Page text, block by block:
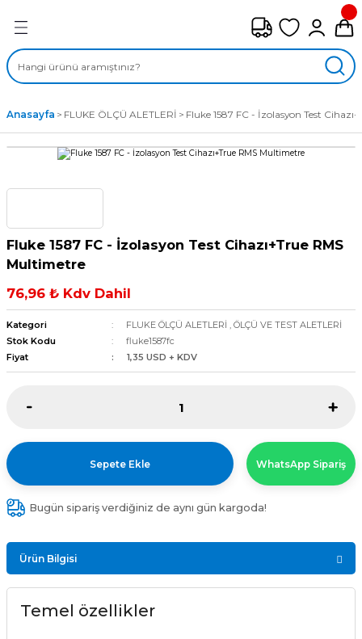
ÇEŞİTLERİ
FANLAR
FANLAR
FANLAR
Anasayfa FLUKE ÖLÇÜ ALETLERİ Fluke 1587 FC - İzolasyon Test
Fluke 1587 FC - İzolasyon Test Cihazı+True RMS
Multimetre
76,96 ₺ Kdv Dahil
Kategori FLUKE ÖLÇÜ ALETLERİ , ÖLÇÜ VE TEST ALETLERİ
Stok Kodu
fluke1587fc
Fiyat
1,35 USD + KDV
Sepete Ekle WhatsApp Sipariş
Bugün sipariş verdiğiniz de aynı gün kargoda!
Ürün Bilgisi
Temel özellikler